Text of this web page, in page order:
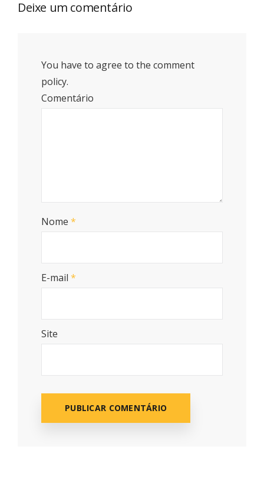
Deixe um comentário
You have to agree to the comment
policy.
Comentário
Nome *
E-mail *
Site